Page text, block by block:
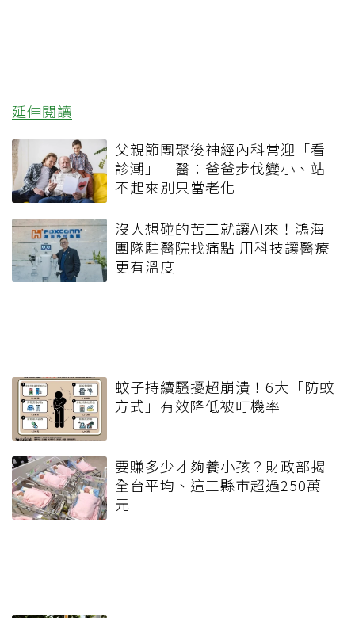
延伸閱讀
父親節團聚後神經內科常迎「看
診潮」 醫：爸爸步伐變小、站
不起來別只當老化
沒人想碰的苦工就讓AI來！鴻海
團隊駐醫院找痛點 用科技讓醫療
更有溫度
蚊子持續騷擾超崩潰！6大「防蚊
方式」有效降低被叮機率
要賺多少才夠養小孩？財政部揭
全台平均、這三縣市超過250萬
元